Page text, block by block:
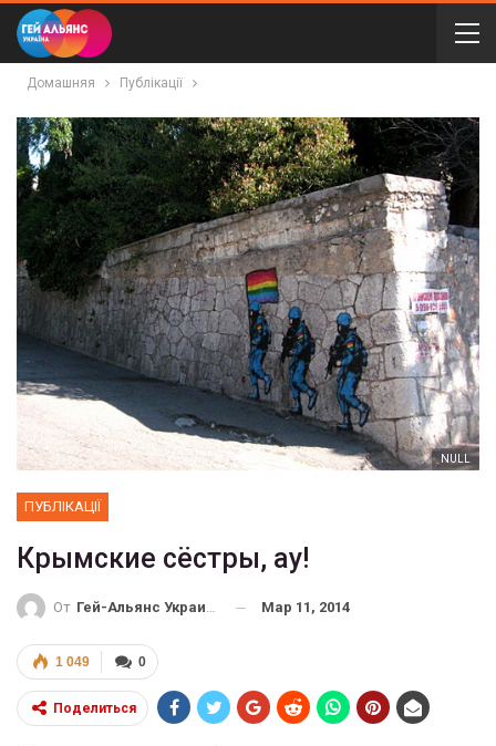
Домашняя Публікації
NULL
ПУБЛІКАЦІЇ
Крымские сёстры, ау!
От Гей-Альянс Украина Мар 11, 2014
0
1 049
Поделиться